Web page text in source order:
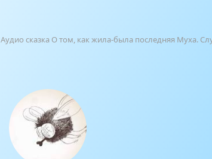
Аудио сказка О том, как жила-была последняя Муха.